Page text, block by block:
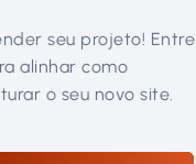
seu projeto! Entre
alinhar como
o seu novo site.